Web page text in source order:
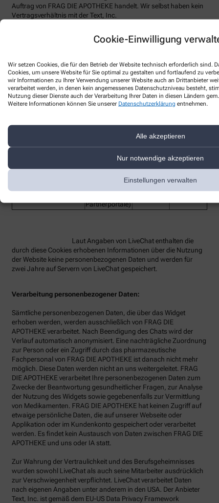
Cookie-Einwilligung
Wir setzen Cookies, die für den Betrieb der Website technisch erforderlich sind.
Cookies, um unsere Website für Sie optimal zu gestalten und fortlaufend zu
wir Informationen zu Ihrer Verwendung unserer Website auch an Drittanbieter
verarbeitet werden, in denen kein angemessenes Datenschutzniveau besteht,
Nutzung dieser Dienste auch der Verarbeitung Ihrer Daten in diesen Ländern
Weitere Informationen können Sie unserer Datenschutzerklärung entnehmen.
Alle akzeptieren
Nur notwendige akzeptieren
Einstellungen verwalten
Auftrag von FRAG DIE APOTHEKE handelt. Wir selbst haben kein
Vertragsverhältnis mit der Text, Inc.
LiveChat verwendet funktionale Cookies.
Bezeichnung des
Dienstes
Funktion Anbieter Laufzeit
lc_cid Customer ID LiveChat 2 Jahre
lc_cst
Customer
LiveChat 2 Jahre
Redirect die
(z.B. bei Single
Partnerportale)
LiveChat 2 Jahre
Laut Angaben von LiveChat enthalten die
durch diese Cookies erhobenen Informationen über die Nutzung
der Website keine personenbezogenen Daten und werden für
zwei Jahre auf Servern von LiveChat gespeichert.
Verarbeitung personenbezogener Daten:
Sämtliche personenbezogenen Daten, die über das Widget
erhoben werden, werden ausschließlich von FRAG DIE
APOTHEKE verarbeitet. Nach Beendigung des Chats wird der
Verlauf automatisch anonymisiert. Eine nachträgliche Zuordnung
zur Person oder ein Zugriff durch das pharmazeutische
Fachpersonal von FRAG DIE APOTHEKE ist danach nicht mehr
möglich. Diese Daten werden nicht an uns weitergeleitet. FRAG
DIE APOTHEKE verarbeitet Ihre personenbezogenen Daten zum
Zwecke der Beantwortung gesundheitlicher Fragen, zur Analyse
der Nutzung des Widgets sowie gegebenenfalls zur Vermittlung
von Medikamenten. FRAG DIE APOTHEKE hat keinen Zugriff auf
etwaige persönliche Daten, die auf unserer Webseite oder
Applikation oder im Kundenkonto gespeichert oder verarbeitet
werden. Es findet kein Austausch von Daten zwischen FRAG DIE
APOTHEKE und uns oder IA statt.
Zur Wahrung der Vertraulichkeit und des Berufsgeheimnisses
wurden sowohl LiveChat als auch seine Mitarbeiter ausdrücklich
zur Verschwiegenheit verpflichtet. LiveChat verarbeitet Daten
nach eigenen Angaben unter anderem in den USA. Der Anbieter
Text, Inc. ist gemäß dem EU-US Data Privacy Framework